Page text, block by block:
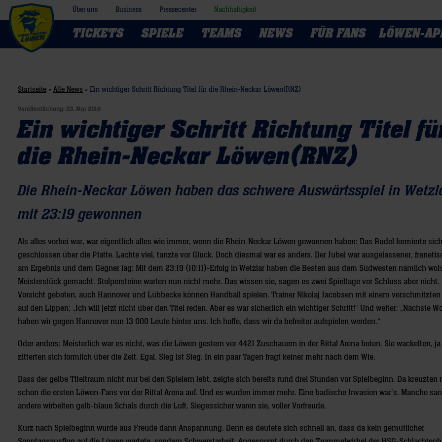
Über uns Business Pressecenter Nachhaltigkeit
TICKETS SPIELE TEAMS NEWS FÜR FANS LÖWEN-
Startseite » Alle News » Ein wichtiger Schritt Richtung Titel für die Rhein-Neckar Löwen(RNZ)
Veröffentlichung: 23. Mai 2016
Ein wichtiger Schritt Richtung Titel
die Rhein-Neckar Löwen(RNZ)
Die Rhein-Neckar Löwen haben das schwere Auswärtsspiel in
mit 23:19 gewonnen
Als alles vorbei war, war eigentlich alles wie immer, wenn die Rhein-Neckar Löwen gewonnen haben: Das Rudel formierte
geschlossen über die Platte. Lachte viel, tanzte vor Glück. Doch diesmal war es anders. Der Jubel war ausgelassener,
am Ergebnis und dem Gegner lag: Mit dem 23:19 (10:11)-Erfolg in Wetzlar haben die Besten aus dem Südwesten nämlich
Meisterstück gemacht. Stolpersteine warten nun nicht mehr. Das wissen sie, sagen es zwei Spieltage vor Schluss aber nicht.
Vorsicht geboten, auch Hannover und Lübbecke können Handball spielen. Trainer Nikolaj Jacobsen mit einem verschmitzten
auf den Lippen: „Ich will jetzt nicht über den Titel reden. Aber es war sicherlich ein wichtiger Schritt!“ Und weiter: „Nächste
haben wir gegen Hannover nun 13 000 Leute hinter uns. Ich hoffe, dass wir da befreiter aufspielen werden.“
Oder anders: Meisterlich war es nicht, was die Löwen gestern vor 4421 Zuschauern in der Rittal Arena boten. Sie wackelten,
zitterten sich förmlich über die Zeit. Egal, Sieg ist Sieg. In ein paar Tagen fragt keiner mehr nach dem Wie.
Dass der gelbe Titeltraum nicht nur bei den Spielern lebt, zeigte sich bereits rund drei Stunden vor Spielbeginn. Da kreuzten
schon die ersten Löwen-Fans vor der Rittal Arena auf. Und es wurden immer mehr. Eine badische Invasion war’s. Manche
andere wirbelten gelb-blaue Schals durch die Luft. Siegessicher waren sie, voller Vorfreude.
Kurz nach Spielbeginn wurde aus Freude dann Anspannung. Denn es deutete sich schnell an, dass da kein gemütlicher